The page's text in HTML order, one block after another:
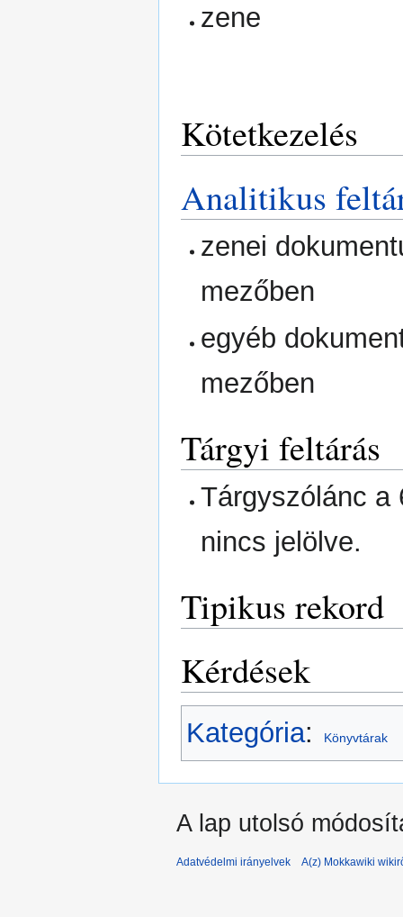
zene
Kötetkezelés
Analitikus
zenei
mezőben
egyéb
mezőben
Tárgyi feltárás
Tárgyszólánc a
nincs jelölve.
Tipikus rekord
Kérdések
Kategória: Könyvtárak
A lap utolsó
Adatvédelmi irányelvek A(z) Mokkawiki